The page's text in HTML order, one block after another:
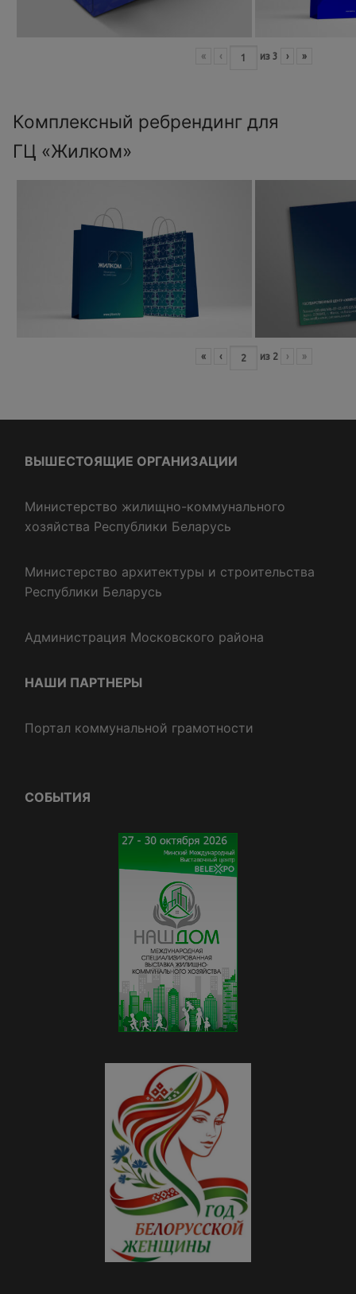
« ‹ из 3 › »
Комплексный ребрендинг для
ГЦ «Жилком»
« ‹ из 2 › »
ВЫШЕСТОЯЩИЕ ОРГАНИЗАЦИИ
Министерство жилищно-коммунального
хозяйства Республики Беларусь
Министерство архитектуры и строительства
Республики Беларусь
Администрация Московского района
НАШИ ПАРТНЕРЫ
Портал коммунальной грамотности
СОБЫТИЯ